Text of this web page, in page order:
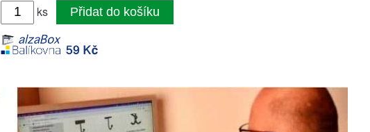
ks
Přidat do košíku